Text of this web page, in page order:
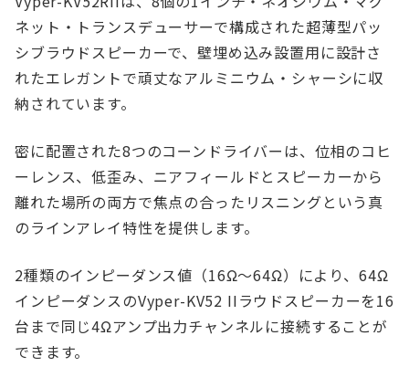
ネット・トランスデューサーで構成された超薄型パッ
シブラウドスピーカーで、壁埋め込み設置用に設計さ
れたエレガントで頑丈なアルミニウム・シャーシに収
納されています。
密に配置された8つのコーンドライバーは、位相のコヒ
ーレンス、低歪み、ニアフィールドとスピーカーから
離れた場所の両方で焦点の合ったリスニングという真
のラインアレイ特性を提供します。
2種類のインピーダンス値（16Ω～64Ω）により、64Ω
インピーダンスのVyper-KV52 IIラウドスピーカーを16
台まで同じ4Ωアンプ出力チャンネルに接続することが
できます。